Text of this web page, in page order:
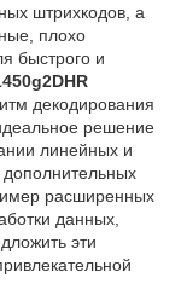
штрихкодов, а
плохо
быстрого и
декодирования
решение
линейных и
дополнительных
расширенных
данных,
эти